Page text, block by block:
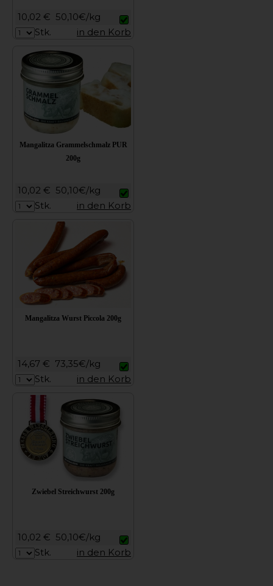
10,02 € 50,10€/kg
Stk.
in den Korb
Mangalitza Grammelschmalz PUR
200g
10,02 € 50,10€/kg
Stk.
in den Korb
Mangalitza Wurst Piccola 200g
14,67 € 73,35€/kg
Stk.
in den Korb
Zwiebel Streichwurst 200g
10,02 € 50,10€/kg
Stk.
in den Korb